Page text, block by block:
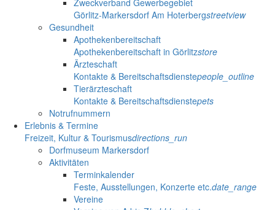
Zweckverband Gewerbegebiet
Görlitz-Markersdorf Am Hoterbergstreetview
Gesundheit
Apothekenbereitschaft
Apothekenbereitschaft in Görlitzstore
Ärzteschaft
Kontakte & Bereitschaftsdienstepeople_outline
Tierärzteschaft
Kontakte & Bereitschaftsdienstepets
Notrufnummern
Erlebnis & Termine
Freizeit, Kultur & Tourismusdirections_run
Dorfmuseum Markersdorf
Aktivitäten
Terminkalender
Feste, Ausstellungen, Konzerte etc.date_range
Vereine